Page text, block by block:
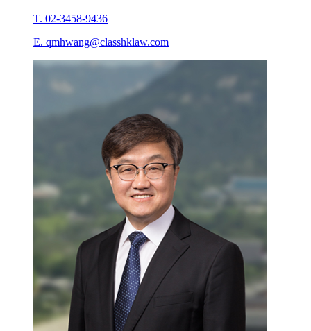
T. 02-3458-9436
E. qmhwang@classhklaw.com